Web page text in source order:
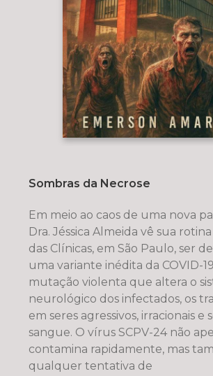
Sombras da Necrose
Em meio ao caos de uma nova
Dra. Jéssica Almeida vê sua
das Clínicas, em São Paulo, ser
uma variante inédita da COVID-
mutação violenta que altera o
neurológico dos infectados, os
em seres agressivos, irracionais e
sangue. O vírus SCPV-24 não
contamina rapidamente, mas
qualquer tentativa de